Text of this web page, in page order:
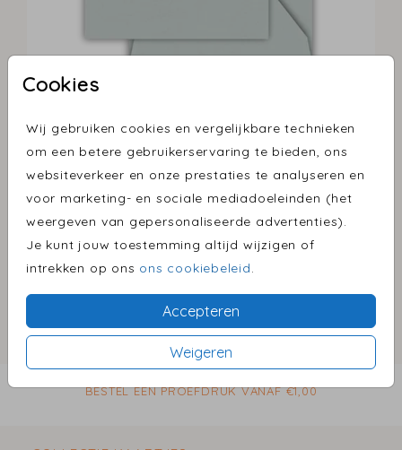
Cookies
Wij gebruiken cookies en vergelijkbare technieken
om een betere gebruikerservaring te bieden, ons
websiteverkeer en onze prestaties te analyseren en
voor marketing- en sociale mediadoeleinden (het
weergeven van gepersonaliseerde advertenties).
Je kunt jouw toestemming altijd wijzigen of
intrekken op ons ons cookiebeleid.
Accepteren
Weigeren
Sage 14 x 14
Aantal x 1 Prijs:€ 0,45
per 1
BESTEL EEN PROEFDRUK VANAF €1,00